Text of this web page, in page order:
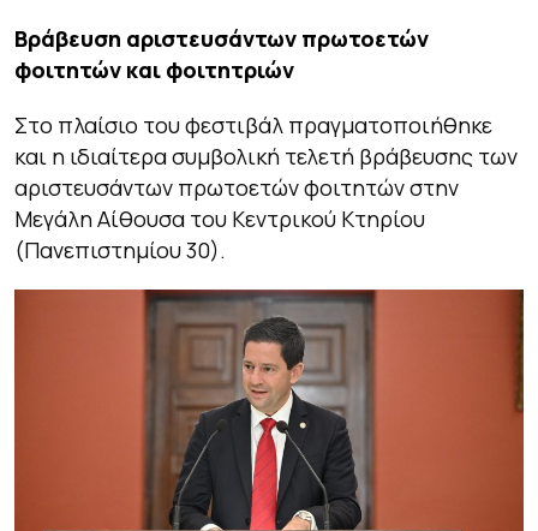
Βράβευση αριστευσάντων πρωτοετών
φοιτητών και φοιτητριών
Στο πλαίσιο του φεστιβάλ πραγματοποιήθηκε
και η ιδιαίτερα συμβολική τελετή βράβευσης των
αριστευσάντων πρωτοετών φοιτητών στην
Μεγάλη Αίθουσα του Κεντρικού Κτηρίου
(Πανεπιστημίου 30).